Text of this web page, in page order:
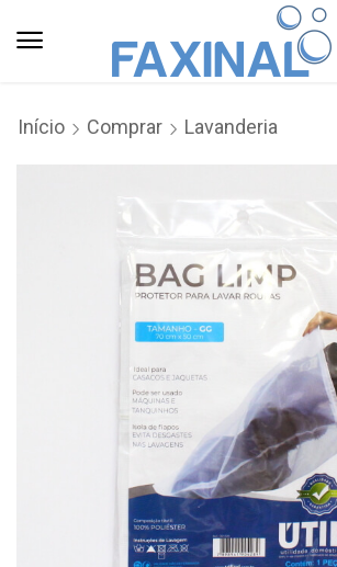
Início Comprar Lavanderia